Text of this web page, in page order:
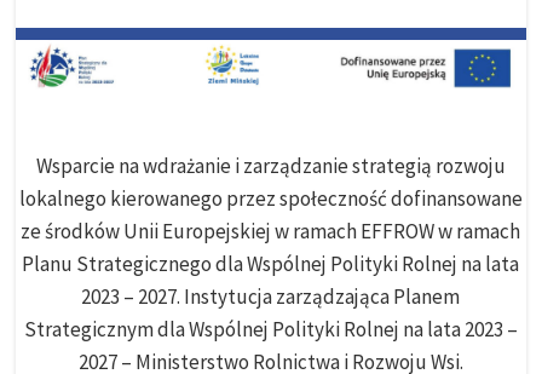
Wsparcie na wdrażanie i zarządzanie strategią rozwoju
lokalnego kierowanego przez społeczność dofinansowane
ze środków Unii Europejskiej w ramach EFFROW w ramach
Planu Strategicznego dla Wspólnej Polityki Rolnej na lata
2023 – 2027. Instytucja zarządzająca Planem
Strategicznym dla Wspólnej Polityki Rolnej na lata 2023 –
2027 – Ministerstwo Rolnictwa i Rozwoju Wsi.